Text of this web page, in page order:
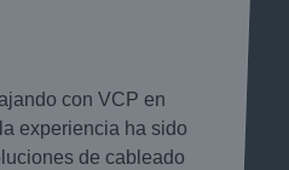
con VCP en
experiencia ha sido
de cableado